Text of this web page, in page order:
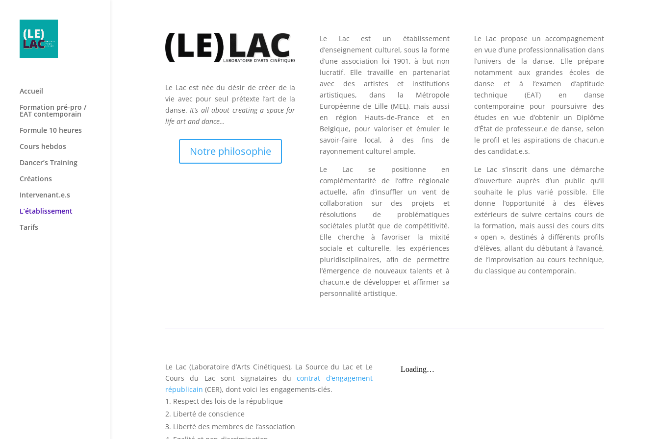
Accueil
Formation pré-pro /
EAT contemporain
Formule 10 heures
Cours hebdos
Dancer’s Training
Créations
Intervenant.e.s
L’établissement
Tarifs
Le Lac est née du désir de créer de la
vie avec pour seul prétexte l’art de la
danse.It’s all about creating a space for
life art and dance…
Notre philosophie
Le Lac est un établissement
d’enseignement culturel, sous la forme
d’une association loi 1901, à but non
lucratif. Elle travaille en partenariat
avec des artistes et institutions
artistiques, dans la Métropole
Européenne de Lille (MEL), mais aussi
en région Hauts-de-France et en
Belgique, pour valoriser et émuler le
savoir-faire local, à des fins de
rayonnement culturel ample.
Le Lac se positionne en
complémentarité de l’offre régionale
actuelle, afin d’insuffler un vent de
collaboration sur des projets et
résolutions de problématiques
sociétales plutôt que de compétitivité.
Elle cherche à favoriser la mixité
sociale et culturelle, les expériences
pluridisciplinaires, afin de permettre
l’émergence de nouveaux talents et à
chacun.e de développer et affirmer sa
personnalité artistique.
Le Lac propose un accompagnement
en vue d’une professionnalisation dans
l’univers de la danse. Elle prépare
notamment aux grandes écoles de
danse et à l’examen d’aptitude
technique (EAT) en danse
contemporaine pour poursuivre des
études en vue d’obtenir un Diplôme
d’État de professeur.e de danse, selon
le profil et les aspirations de chacun.e
des candidat.e.s.
Le Lac s’inscrit dans une démarche
d’ouverture auprès d’un public qu’il
souhaite le plus varié possible. Elle
donne l’opportunité à des élèves
extérieurs de suivre certains cours de
la formation, mais aussi des cours dits
« open », destinés à différents profils
d’élèves, allant du débutant à l’avancé,
de l’improvisation au cours technique,
du classique au contemporain.
Le Lac (Laboratoire d’Arts Cinétiques), La Source du Lac et Le
Cours du Lac sont signataires ducontrat d’engagement
républicain (CER), dont voici les engagements-clés.
Respect des lois de la république
Liberté de conscience
Liberté des membres de l’association